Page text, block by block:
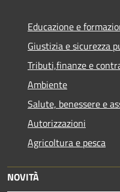
Educazione e
Giustizia e sicurezza
Tributi,finanze e
Ambiente
Salute, benessere e
Autorizzazioni
Agricoltura e pesca
NOVITÀ